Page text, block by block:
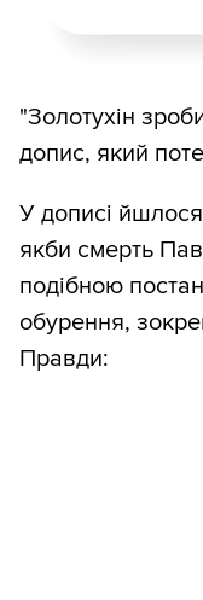
"Золотухін
допис, який
У дописі
якби смерть
подібною
обурення,
Правди: